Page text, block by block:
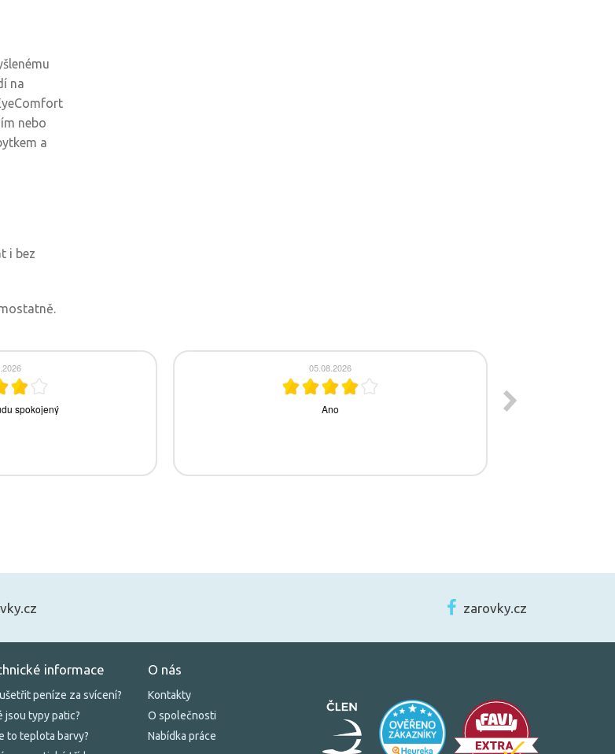
na
nebo
a
i bez
zarovky.cz
informace
peníze za svícení?
jsou typy patic?
to teplota barvy?
O nás
Kontakty
O společnosti
Nabídka práce